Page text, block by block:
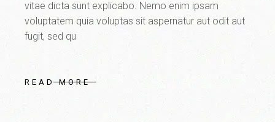
vitae dicta sunt explicabo. Nemo enim ipsam
voluptatem quia voluptas sit aspernatur aut odit aut
fugit, sed qu
READ MORE